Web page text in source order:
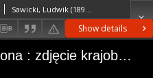
Show details
Sawicki, Ludwik (1893–1972)